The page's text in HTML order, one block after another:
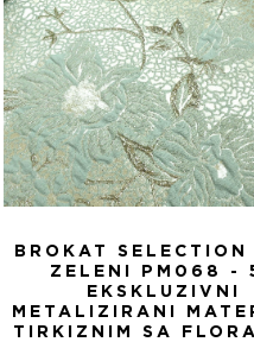
BROKAT SELECTION
ZELENI PM068 -
EKSKLUZIVNI
METALIZIRANI
TIRKIZNIM SA